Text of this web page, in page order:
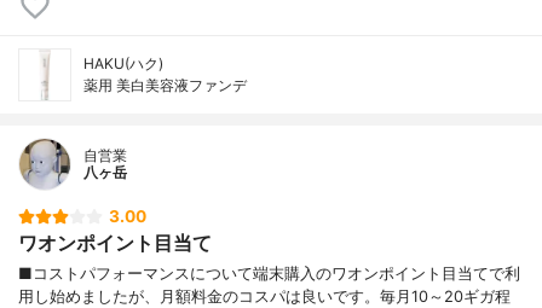
HAKU(ハク)
薬用 美白美容液ファンデ
自営業
八ヶ岳
3.00
ワオンポイント目当て
■コストパフォーマンスについて端末購入のワオンポイント目当てで利
用し始めましたが、月額料金のコスパは良いです。毎月10～20ギガ程